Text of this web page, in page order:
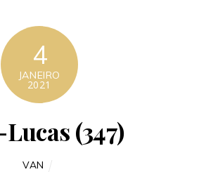
4
JANEIRO
2021
(347)
VAN